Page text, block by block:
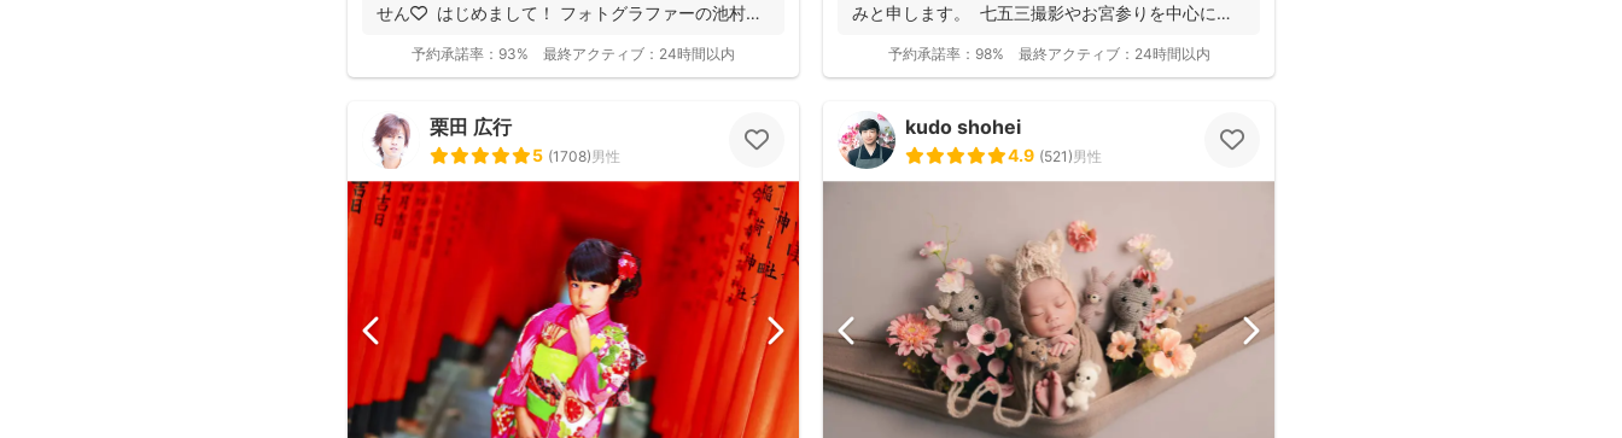
せん🧡 ⁡ はじめまして！ フォトグラファーの池村
予約承諾率： 93% 最終アクティブ： 24時間以内
みと申します。 七五三撮影やお宮参りを中心に家
予約承諾率： 98% 最終アクティブ： 24時間以内
栗田 広行
5 (1708)男性
kudo shohei
4.9 (521)男性